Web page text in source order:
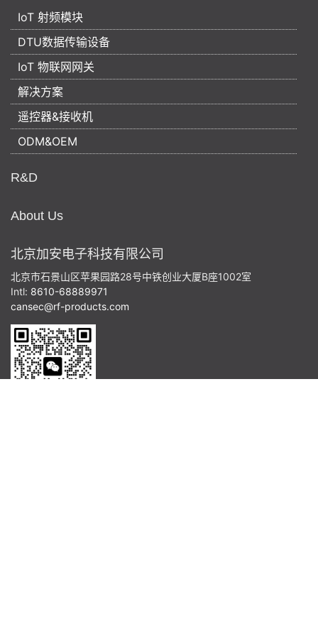
IoT 射频模块
DTU数据传输设备
IoT 物联网网关
解决方案
遥控器&接收机
ODM&OEM
R&D
About Us
北京加安电子科技有限公司
北京市石景山区苹果园路28号中铁创业大厦B座1002室
Intl: 8610-68889971
cansec@rf-products.com